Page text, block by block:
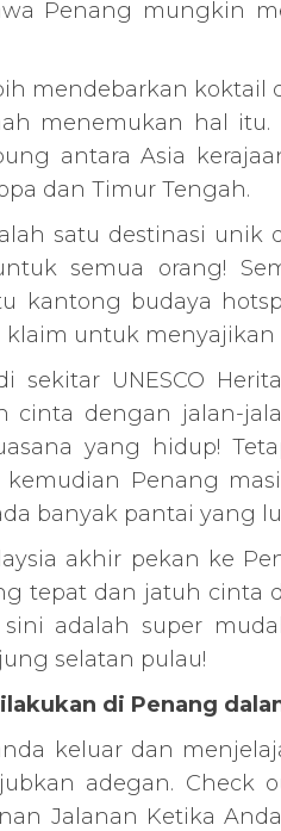
Penang mungkin
mendebarkan
menemukan hal
antara Asia
dan Timur Tengah.
satu destinasi unik
semua orang!
kantong budaya
klaim untuk
sekitar UNESCO
cinta dengan jalan-
yang hidup!
kemudian Penang
banyak pantai yang
akhir pekan ke
tepat dan jatuh cinta
adalah super
selatan pulau!
di Penang
keluar dan
adegan. Check
Jalanan Ketika